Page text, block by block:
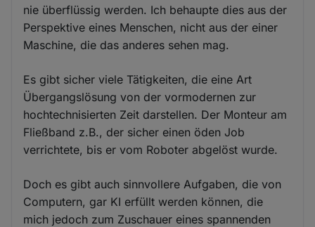
nie überflüssig werden. Ich behaupte dies aus der
Perspektive eines Menschen, nicht aus der einer
Maschine, die das anderes sehen mag.
Es gibt sicher viele Tätigkeiten, die eine Art
Übergangslösung von der vormodernen zur
hochtechnisierten Zeit darstellen. Der Monteur am
Fließband z.B., der sicher einen öden Job
verrichtete, bis er vom Roboter abgelöst wurde.
Doch es gibt auch sinnvollere Aufgaben, die von
Computern, gar KI erfüllt werden können, die
mich jedoch zum Zuschauer eines spannenden